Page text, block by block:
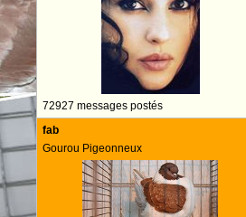
72927 messages postés
fab
Gourou Pigeonneux